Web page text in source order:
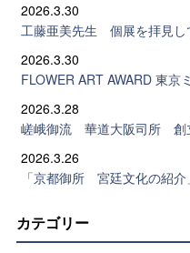
2026.3.30
工藤亜美先生 個展を拝見し
2026.3.30
FLOWER ART AWARD 東京
2026.3.28
嵯峨御流 華道大阪司所 創
2026.3.26
「京都御所 宮廷文化の紹介
カテゴリー